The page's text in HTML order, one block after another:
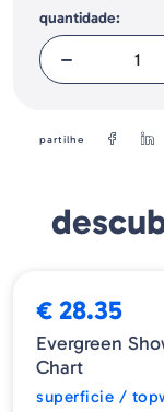
predadores
disposição dos
Showerblows
área de pesca,
Peso: 44,5 g
quantidade:
partilhe
€ 28.35
Evergreen
Chart
superficie /